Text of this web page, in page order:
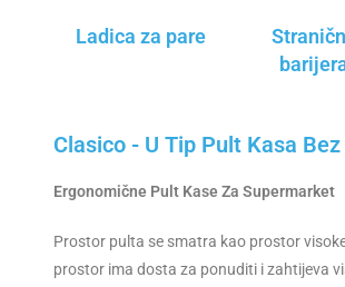
Ladica za pare
Clasico - U Tip Pult Kasa
Ergonomične Pult Kase Za Supermarket
Prostor pulta se smatra kao prostor
prostor ima dosta za ponuditi i zahtijeva